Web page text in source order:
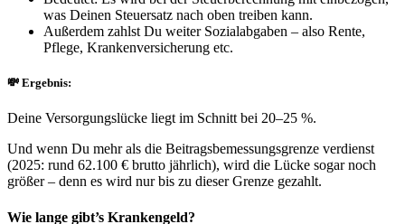
was Deinen Steuersatz nach oben treiben kann.
Außerdem zahlst Du weiter Sozialabgaben – also Rente,
Pflege, Krankenversicherung etc.
💸 Ergebnis:
Deine Versorgungslücke liegt im Schnitt bei 20–25 %.
Und wenn Du mehr als die Beitragsbemessungsgrenze verdienst
(2025: rund 62.100 € brutto jährlich), wird die Lücke sogar noch
größer – denn es wird nur bis zu dieser Grenze gezahlt.
Wie lange gibt’s Krankengeld?